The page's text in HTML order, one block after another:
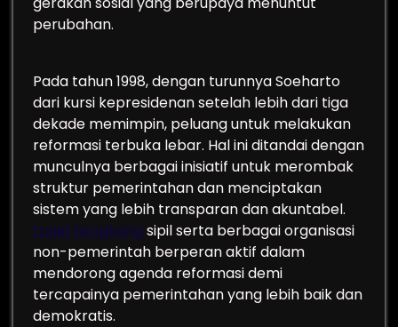
perubahan.
Pada tahun 1998, dengan turunnya Soeharto
dari kursi kepresidenan setelah lebih dari tiga
dekade memimpin, peluang untuk melakukan
reformasi terbuka lebar. Hal ini ditandai dengan
munculnya berbagai inisiatif untuk merombak
struktur pemerintahan dan menciptakan
sistem yang lebih transparan dan akuntabel.
togel hongkong sipil serta berbagai organisasi
non-pemerintah berperan aktif dalam
mendorong agenda reformasi demi
tercapainya pemerintahan yang lebih baik dan
demokratis.